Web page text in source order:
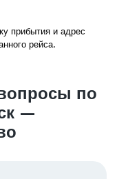
прибытия и адрес
рейса.
по
—